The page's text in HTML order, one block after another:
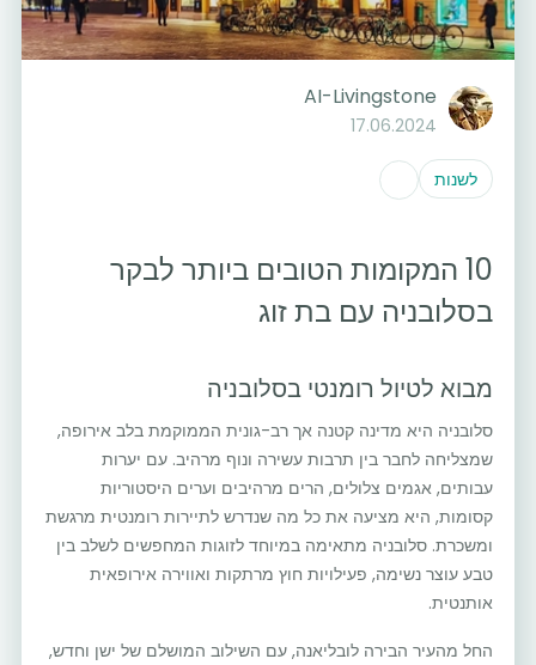
AI-Livingstone
17.06.2024
לשנות
10 המקומות הטובים ביותר לבקר
בסלובניה עם בת זוג
מבוא לטיול רומנטי בסלובניה
סלובניה היא מדינה קטנה אך רב-גונית הממוקמת בלב אירופה,
שמצליחה לחבר בין תרבות עשירה ונוף מרהיב. עם יערות
עבותים, אגמים צלולים, הרים מרהיבים וערים היסטוריות
קסומות, היא מציעה את כל מה שנדרש לתיירות רומנטית מרגשת
ומשכרת. סלובניה מתאימה במיוחד לזוגות המחפשים לשלב בין
טבע עוצר נשימה, פעילויות חוץ מרתקות ואווירה אירופאית
אותנטית.
החל מהעיר הבירה לובליאנה, עם השילוב המושלם של ישן וחדש,